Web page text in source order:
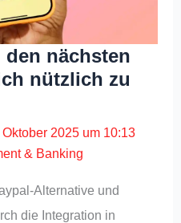
nächsten
nützlich zu
Oktober 2025 um 10:13
& Banking
Alternative und
die Integration in